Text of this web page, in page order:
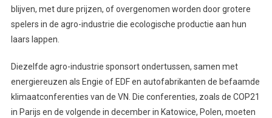
blijven, met dure prijzen, of overgenomen worden door grotere
spelers in de agro-industrie die ecologische productie aan hun
laars lappen.
Diezelfde agro-industrie sponsort ondertussen, samen met
energiereuzen als Engie of EDF en autofabrikanten de befaamde
klimaatconferenties van de VN. Die conferenties, zoals de COP21
in Parijs en de volgende in december in Katowice, Polen, moeten